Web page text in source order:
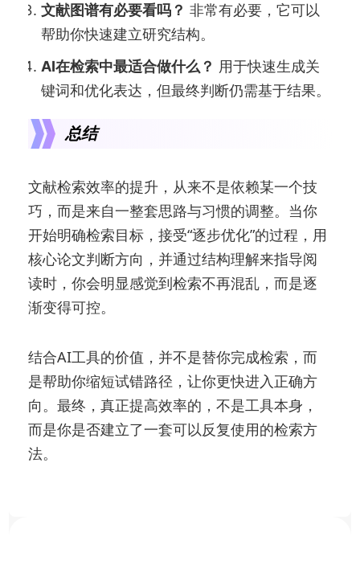
文献图谱有必要看吗？ 非常有必要，它可以
帮助你快速建立研究结构。
AI在检索中最适合做什么？ 用于快速生成关
键词和优化表达，但最终判断仍需基于结果。
总结
文献检索效率的提升，从来不是依赖某一个技
巧，而是来自一整套思路与习惯的调整。当你
开始明确检索目标，接受“逐步优化”的过程，用
核心论文判断方向，并通过结构理解来指导阅
读时，你会明显感觉到检索不再混乱，而是逐
渐变得可控。
结合AI工具的价值，并不是替你完成检索，而
是帮助你缩短试错路径，让你更快进入正确方
向。最终，真正提高效率的，不是工具本身，
而是你是否建立了一套可以反复使用的检索方
法。